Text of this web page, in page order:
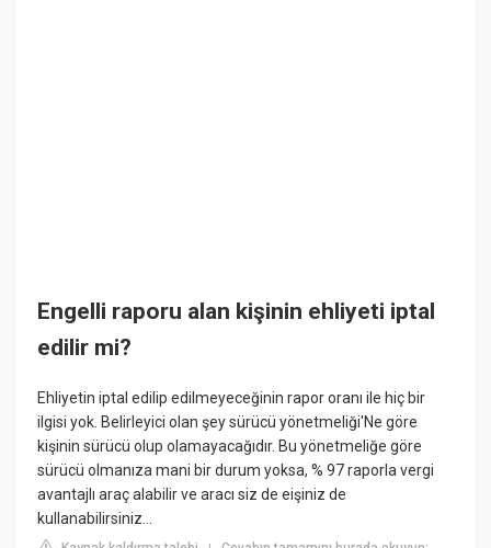
Engelli raporu alan kişinin ehliyeti iptal
edilir mi?
Ehliyetin iptal edilip edilmeyeceğinin rapor oranı ile hiç bir
ilgisi yok. Belirleyici olan şey sürücü yönetmeliği'Ne göre
kişinin sürücü olup olamayacağıdır. Bu yönetmeliğe göre
sürücü olmanıza mani bir durum yoksa, % 97 raporla vergi
avantajlı araç alabilir ve aracı siz de eişiniz de
kullanabilirsiniz...